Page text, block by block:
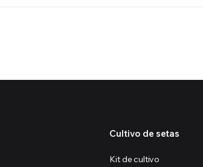
Cultivo de setas
Kit de cultivo